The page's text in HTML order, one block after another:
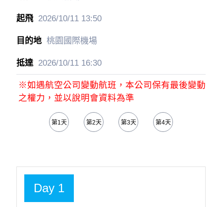
2026/10/11 13:50
桃園國際機場
2026/10/11 16:30
※如遇航空公司變動航班，本公司保有最後變動
之權力，並以說明會資料為準
第1天 第2天 第3天 第4天
Day 1